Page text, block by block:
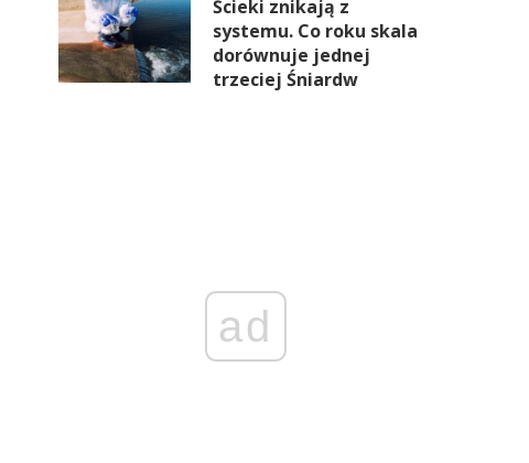
Ścieki znikają z
systemu. Co roku skala
dorównuje jednej
trzeciej Śniardw
ad